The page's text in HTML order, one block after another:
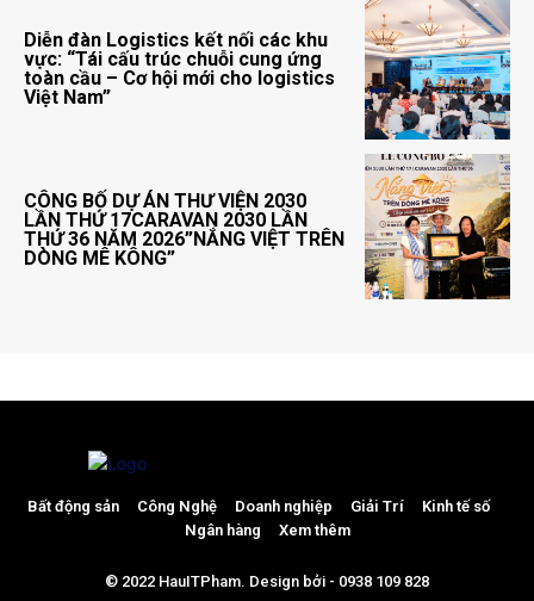
Diễn đàn Logistics kết nối các khu
vực: “Tái cấu trúc chuỗi cung ứng
toàn cầu – Cơ hội mới cho logistics
Việt Nam”
CÔNG BỐ DỰ ÁN THƯ VIỆN 2030
LẦN THỨ 17CARAVAN 2030 LẦN
THỨ 36 NĂM 2026”NẮNG VIỆT TRÊN
DÒNG MÊ KÔNG”
Bất động sản Công Nghệ Doanh nghiệp Giải Trí
Kinh tế số
Ngân hàng
Xem thêm
© 2022 HauITPham. Design bởi - 0938 109 828